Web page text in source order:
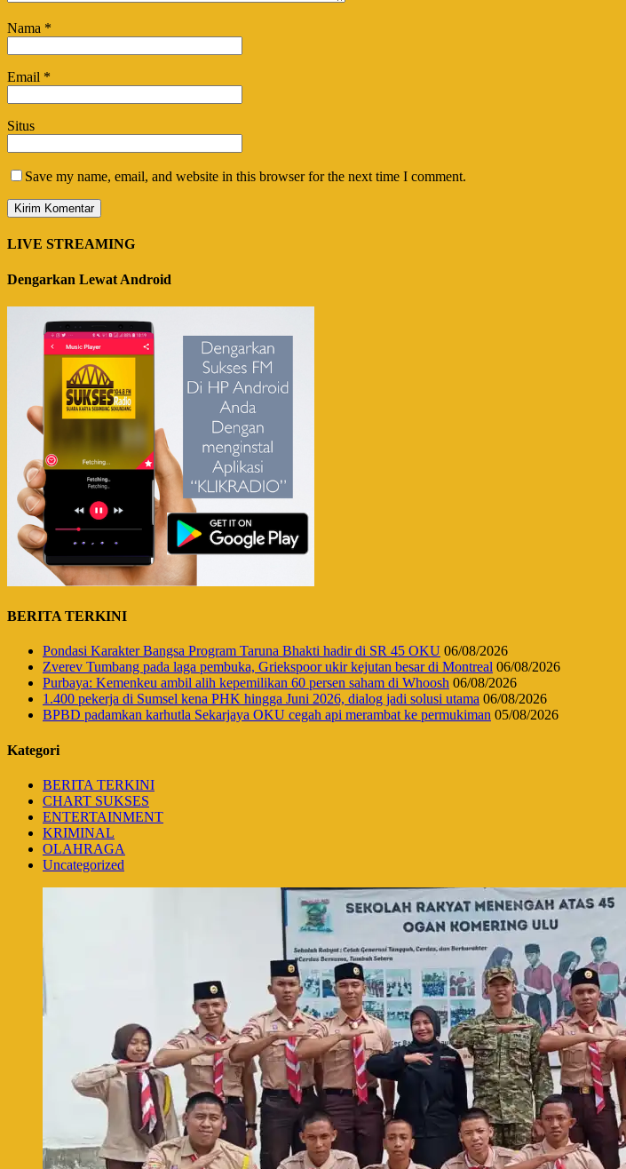
Nama *
Email *
Situs
Save my name, email, and website in this browser for the next time I comment.
LIVE STREAMING
Dengarkan Lewat Android
BERITA TERKINI
Pondasi Karakter Bangsa Program Taruna Bhakti hadir di SR 45 OKU 06/08/2026
Zverev Tumbang pada laga pembuka, Griekspoor ukir kejutan besar di Montreal 06/08/2026
Purbaya: Kemenkeu ambil alih kepemilikan 60 persen saham di Whoosh 06/08/2026
1.400 pekerja di Sumsel kena PHK hingga Juni 2026, dialog jadi solusi utama 06/08/2026
BPBD padamkan karhutla Sekarjaya OKU cegah api merambat ke permukiman 05/08/2026
Kategori
BERITA TERKINI
CHART SUKSES
ENTERTAINMENT
KRIMINAL
OLAHRAGA
Uncategorized